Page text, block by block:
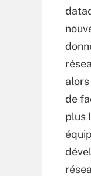
de
plus